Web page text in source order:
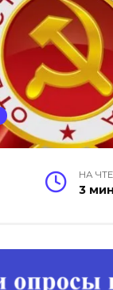
НА
3 мин